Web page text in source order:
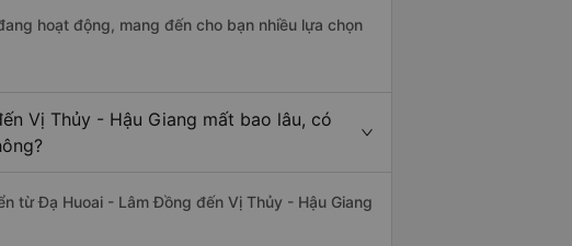
hoạt động, mang đến cho bạn nhiều lựa chọn
Vị Thủy - Hậu Giang mất bao lâu, có
từ Đạ Huoai - Lâm Đồng đến Vị Thủy - Hậu Giang